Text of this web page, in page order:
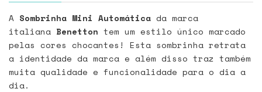
A Sombrinha Mini Automática da marca
italiana Benetton tem um estilo único marcado
pelas cores chocantes! Esta sombrinha retrata
a identidade da marca e além disso traz também
muita qualidade e funcionalidade para o dia a
dia.